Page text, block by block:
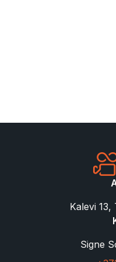
Kalevi 13,
Signe